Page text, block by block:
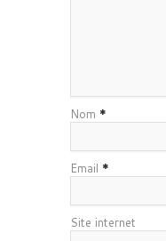
Nom *
Email *
Site internet